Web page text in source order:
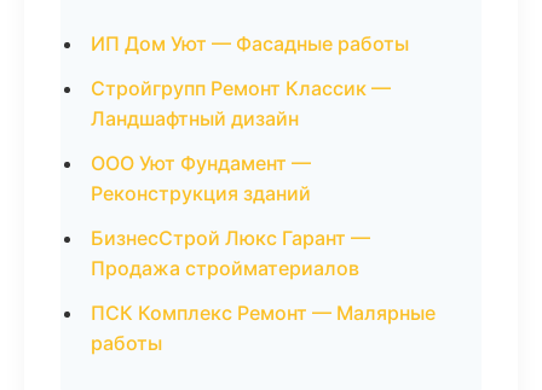
ИП Дом Уют — Фасадные работы
Стройгрупп Ремонт Классик —
Ландшафтный дизайн
ООО Уют Фундамент —
Реконструкция зданий
БизнесСтрой Люкс Гарант —
Продажа стройматериалов
ПСК Комплекс Ремонт — Малярные
работы